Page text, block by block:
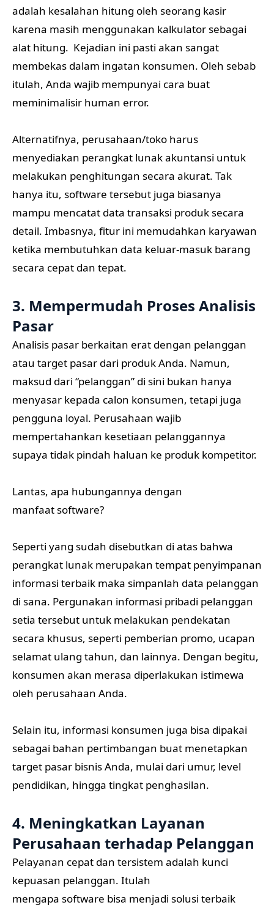
adalah kesalahan hitung oleh seorang kasir
karena masih menggunakan kalkulator sebagai
alat hitung. Kejadian ini pasti akan sangat
membekas dalam ingatan konsumen. Oleh sebab
itulah, Anda wajib mempunyai cara buat
meminimalisir human error.
Alternatifnya, perusahaan/toko harus
menyediakan perangkat lunak akuntansi untuk
melakukan penghitungan secara akurat. Tak
hanya itu, software tersebut juga biasanya
mampu mencatat data transaksi produk secara
detail. Imbasnya, fitur ini memudahkan karyawan
ketika membutuhkan data keluar-masuk barang
secara cepat dan tepat.
3. Mempermudah Proses Analisis
Pasar
Analisis pasar berkaitan erat dengan pelanggan
atau target pasar dari produk Anda. Namun,
maksud dari “pelanggan” di sini bukan hanya
menyasar kepada calon konsumen, tetapi juga
pengguna loyal. Perusahaan wajib
mempertahankan kesetiaan pelanggannya
supaya tidak pindah haluan ke produk kompetitor.
Lantas, apa hubungannya dengan
manfaat software?
Seperti yang sudah disebutkan di atas bahwa
perangkat lunak merupakan tempat penyimpanan
informasi terbaik maka simpanlah data pelanggan
di sana. Pergunakan informasi pribadi pelanggan
setia tersebut untuk melakukan pendekatan
secara khusus, seperti pemberian promo, ucapan
selamat ulang tahun, dan lainnya. Dengan begitu,
konsumen akan merasa diperlakukan istimewa
oleh perusahaan Anda.
Selain itu, informasi konsumen juga bisa dipakai
sebagai bahan pertimbangan buat menetapkan
target pasar bisnis Anda, mulai dari umur, level
pendidikan, hingga tingkat penghasilan.
4. Meningkatkan Layanan
Perusahaan terhadap Pelanggan
Pelayanan cepat dan tersistem adalah kunci
kepuasan pelanggan. Itulah
mengapa software bisa menjadi solusi terbaik